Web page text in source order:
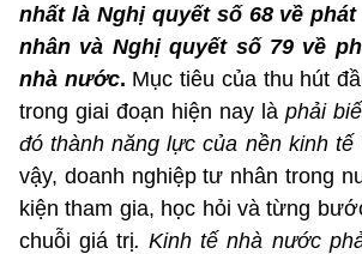
nhất là Nghị quyết số 68 về
nhân và Nghị quyết số 79 về
nhà nước. Mục tiêu của thu hút
trong giai đoạn hiện nay là phải
đó thành năng lực của nền kinh tế
vậy, doanh nghiệp tư nhân trong
kiện tham gia, học hỏi và từng
chuỗi giá trị. Kinh tế nhà nước